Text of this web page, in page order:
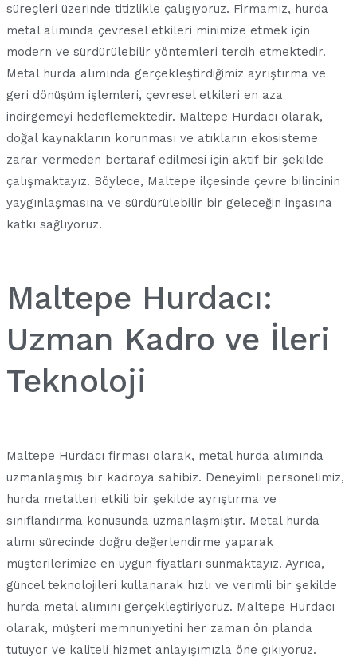
süreçleri üzerinde titizlikle çalışıyoruz. Firmamız, hurda
metal alımında çevresel etkileri minimize etmek için
modern ve sürdürülebilir yöntemleri tercih etmektedir.
Metal hurda alımında gerçekleştirdiğimiz ayrıştırma ve
geri dönüşüm işlemleri, çevresel etkileri en aza
indirgemeyi hedeflemektedir. Maltepe Hurdacı olarak,
doğal kaynakların korunması ve atıkların ekosisteme
zarar vermeden bertaraf edilmesi için aktif bir şekilde
çalışmaktayız. Böylece, Maltepe ilçesinde çevre bilincinin
yaygınlaşmasına ve sürdürülebilir bir geleceğin inşasına
katkı sağlıyoruz.
Maltepe Hurdacı:
Uzman Kadro ve İleri
Teknoloji
Maltepe Hurdacı firması olarak, metal hurda alımında
uzmanlaşmış bir kadroya sahibiz. Deneyimli personelimiz,
hurda metalleri etkili bir şekilde ayrıştırma ve
sınıflandırma konusunda uzmanlaşmıştır. Metal hurda
alımı sürecinde doğru değerlendirme yaparak
müşterilerimize en uygun fiyatları sunmaktayız. Ayrıca,
güncel teknolojileri kullanarak hızlı ve verimli bir şekilde
hurda metal alımını gerçekleştiriyoruz. Maltepe Hurdacı
olarak, müşteri memnuniyetini her zaman ön planda
tutuyor ve kaliteli hizmet anlayışımızla öne çıkıyoruz.